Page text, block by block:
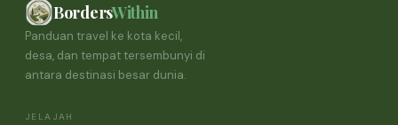
BordersWithin
Panduan travel ke kota kecil,
desa, dan tempat tersembunyi di
antara destinasi besar dunia.
JELAJAH